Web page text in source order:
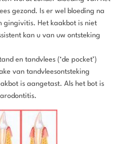
gezond. Is er wel bloeding na
gingivitis. Het kaakbot is niet
kan u van uw ontsteking
en tandvlees (‘de pocket’)
van tandvleesontsteking
is aangetast. Als het bot is